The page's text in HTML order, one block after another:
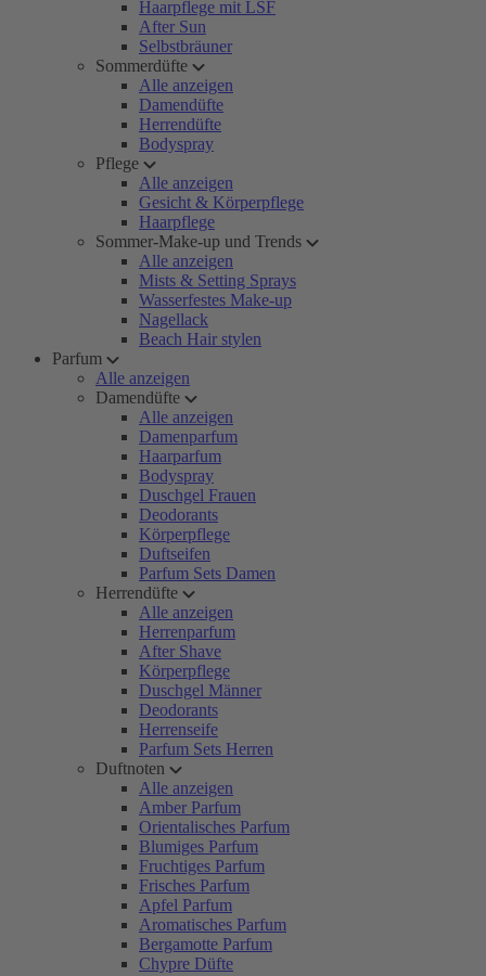
Haarpflege mit LSF
After Sun
Selbstbräuner
Sommerdüfte
Alle anzeigen
Damendüfte
Herrendüfte
Bodyspray
Pflege
Alle anzeigen
Gesicht & Körperpflege
Haarpflege
Sommer-Make-up und Trends
Alle anzeigen
Mists & Setting Sprays
Wasserfestes Make-up
Nagellack
Beach Hair stylen
Parfum
Alle anzeigen
Damendüfte
Alle anzeigen
Damenparfum
Haarparfum
Bodyspray
Duschgel Frauen
Deodorants
Körperpflege
Duftseifen
Parfum Sets Damen
Herrendüfte
Alle anzeigen
Herrenparfum
After Shave
Körperpflege
Duschgel Männer
Deodorants
Herrenseife
Parfum Sets Herren
Duftnoten
Alle anzeigen
Amber Parfum
Orientalisches Parfum
Blumiges Parfum
Fruchtiges Parfum
Frisches Parfum
Apfel Parfum
Aromatisches Parfum
Bergamotte Parfum
Chypre Düfte